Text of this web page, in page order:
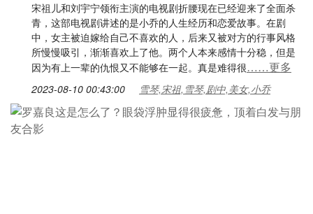
宋祖儿和刘宇宁领衔主演的电视剧折腰现在已经迎来了全面杀
青，这部电视剧讲述的是小乔的人生经历和恋爱故事。在剧
中，女主被迫嫁给自己不喜欢的人，后来又被对方的行事风格
所慢慢吸引，渐渐喜欢上了他。两个人本来感情十分稳，但是
因为有上一辈的仇恨又不能够在一起。真是难得很……更多
2023-08-10 00:43:00 雪琴,宋祖,雪琴,剧中,美女,小乔